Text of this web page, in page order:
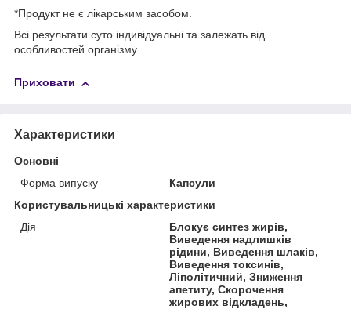
*Продукт не є лікарським засобом.
Всі результати суто індивідуальні та залежать від
особливостей організму.
Приховати
Характеристики
Основні
Форма випуску
Капсули
Користувальницькі характеристики
Дія
Блокує синтез жирів,
Виведення надлишків
рідини, Виведення шлаків,
Виведення токсинів,
Ліполітичний, Зниження
апетиту, Скорочення
жирових відкладень,